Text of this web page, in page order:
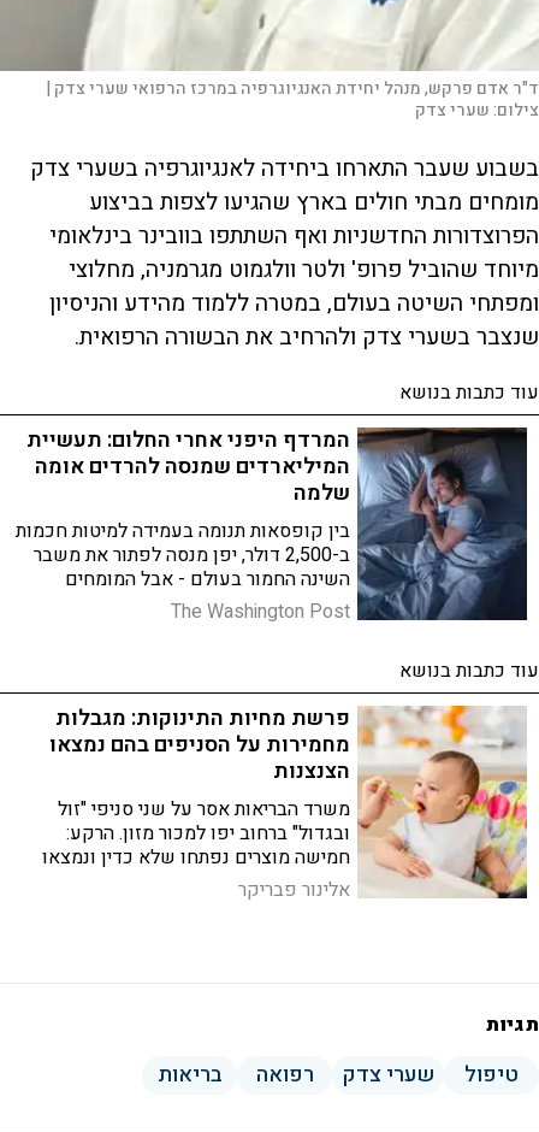
ד"ר אדם פרקש, מנהל יחידת האנגיוגרפיה במרכז הרפואי שערי צדק |
צילום:שערי צדק
בשבוע שעבר התארחו ביחידה לאנגיוגרפיה בשערי צדק
מומחים מבתי חולים בארץ שהגיעו לצפות בביצוע
הפרוצדורות החדשניות ואף השתתפו בוובינר בינלאומי
מיוחד שהוביל פרופ' ולטר וולגמוט מגרמניה, מחלוצי
ומפתחי השיטה בעולם, במטרה ללמוד מהידע והניסיון
שנצבר בשערי צדק ולהרחיב את הבשורה הרפואית.
עוד כתבות בנושא
המרדף היפני אחרי החלום: תעשיית
המיליארדים שמנסה להרדים אומה
שלמה
בין קופסאות תנומה בעמידה למיטות חכמות
ב-2,500 דולר, יפן מנסה לפתור את משבר
השינה החמור בעולם - אבל המומחים
מזכירים שהפתרון האמיתי לא דורש שום
גאדג'ט
The Washington Post
עוד כתבות בנושא
פרשת מחיות התינוקות: מגבלות
מחמירות על הסניפים בהם נמצאו
הצנצנות
משרד הבריאות אסר על שני סניפי "זול
ובגדול" ברחוב יפו למכור מזון. הרקע:
חמישה מוצרים נפתחו שלא כדין ונמצאו
בהם חומרי הרדמה, לאחר שחמישה פעוטות
שצרכו את המחיות אושפזו
אלינור פבריקר
תגיות
טיפול שערי צדק רפואה בריאות